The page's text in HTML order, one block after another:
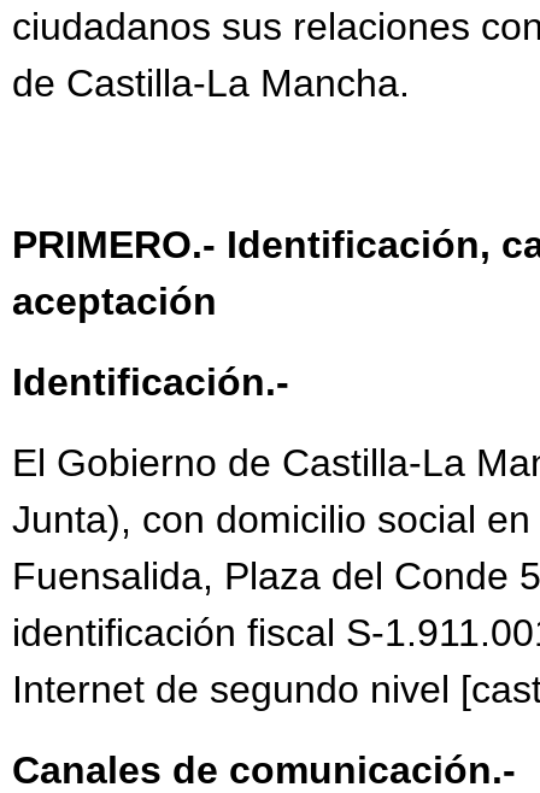
ciudadanos sus relaciones
de Castilla-La Mancha.
PRIMERO.- Identificación,
aceptación
Identificación.-
El Gobierno de Castilla-La
Junta), con domicilio social
Fuensalida, Plaza del Conde
identificación fiscal S-
Internet de segundo nivel
Canales de comunicación.-